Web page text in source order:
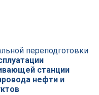
переподготовки
станции
нефти и